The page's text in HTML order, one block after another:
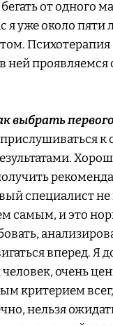
от одного
я уже около пяти
ней проявляемся
выбрать
к
специалист не
самым, и это
вперед. Я
очень
критерием
нельзя